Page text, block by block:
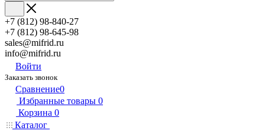
+7 (812) 98-840-27
+7 (812) 98-645-98
sales@mifrid.ru
info@mifrid.ru
Войти
Заказать звонок
Сравнение0
Избранные товары 0
Корзина 0
Каталог